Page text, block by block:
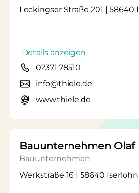
Leckingser Straße 201 | 58640
Details anzeigen
02371 78510
info@thiele.de
www.thiele.de
Bauunternehmen Olaf
Bauunternehmen
Werkstraße 16 | 58640 Iserlohn